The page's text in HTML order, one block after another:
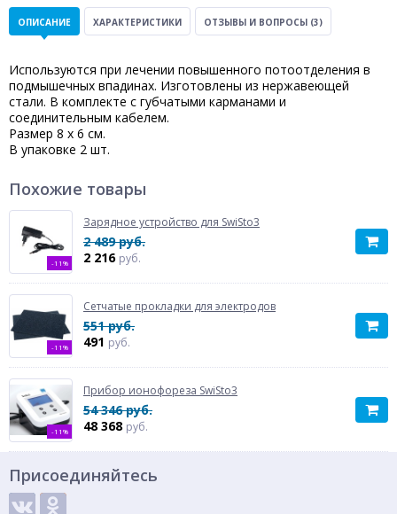
ОПИСАНИЕ ХАРАКТЕРИСТИКИ ОТЗЫВЫ И ВОПРОСЫ (3)
Используются при лечении повышенного потоотделения в
подмышечных впадинах. Изготовлены из нержавеющей
стали. В комплекте с губчатыми карманами и
соединительным кабелем.
Размер 8 х 6 см.
В упаковке 2 шт.
Похожие товары
-11%
Зарядное устройство для SwiSto3
2 489 руб.
2 216 руб.
-11%
Сетчатые прокладки для электродов
551 руб.
491 руб.
-11%
Прибор ионофореза SwiSto3
54 346 руб.
48 368 руб.
Присоединяйтесь